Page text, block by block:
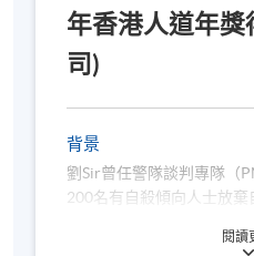
年香港人道年
司)
背景
劉Sir曾任警隊談判專隊（
200名有自殺傾向人士放
府部門、學校及社福機構
閱讀